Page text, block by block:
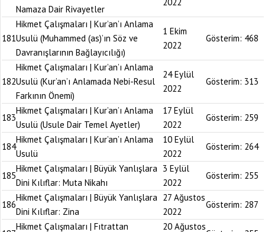
Namaza Dair Rivayetler
181
Hikmet Çalışmaları | Kur’an’ı Anlama
Usulü (Muhammed (as)’ın Söz ve
Davranışlarının Bağlayıcılığı)
1 Ekim
2022
Gösterim: 468
182
Hikmet Çalışmaları | Kur’an’ı Anlama
Usulü (Kur’an’ı Anlamada Nebi-Resul
Farkının Önemi)
24 Eylül
2022
Gösterim: 313
183
Hikmet Çalışmaları | Kur’an’ı Anlama
Usulü (Usule Dair Temel Ayetler)
17 Eylül
2022
Gösterim: 259
184
Hikmet Çalışmaları | Kur’an’ı Anlama
Usulü
10 Eylül
2022
Gösterim: 264
185
Hikmet Çalışmaları | Büyük Yanlışlara
Dini Kılıflar: Muta Nikahı
3 Eylül
2022
Gösterim: 255
186
Hikmet Çalışmaları | Büyük Yanlışlara
Dini Kılıflar: Zina
27 Ağustos
2022
Gösterim: 287
Hikmet Çalışmaları | Fıtrattan 20 Ağustos